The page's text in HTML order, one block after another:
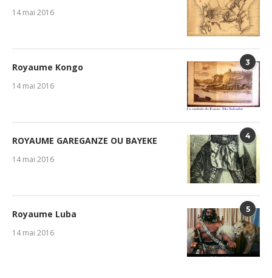
14 mai 2016
3
Royaume Kongo
14 mai 2016
4
ROYAUME GAREGANZE OU BAYEKE
14 mai 2016
5
Royaume Luba
14 mai 2016